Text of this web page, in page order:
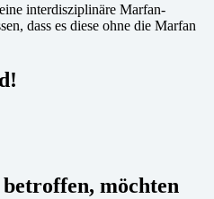
interdisziplinäre Marfan-
dass es diese ohne die Marfan
möchten